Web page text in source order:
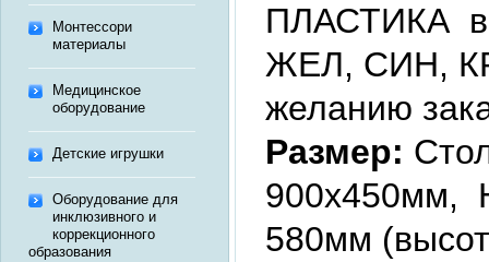
Монтессори
материалы
Медицинское
оборудование
Детские игрушки
Оборудование для
инклюзивного и
коррекционного
образования
ПЛАСТИКА в
ЖЕЛ, СИН,
желанию
Размер:
900х450мм,
580мм